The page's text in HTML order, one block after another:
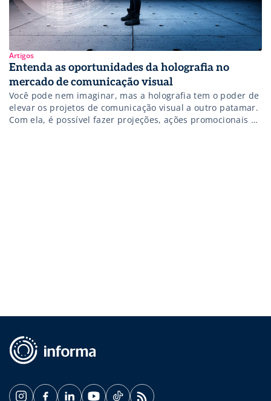
Artigos
Entenda as oportunidades da holografia no
mercado de comunicação visual
Você pode nem imaginar, mas a holografia tem o poder de
elevar os projetos de comunicação visual a outro patamar.
Com ela, é possível fazer projeções, ações promocionais e